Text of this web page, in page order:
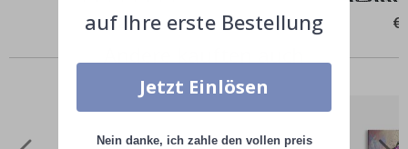
Special
Price
€25,00
auf Ihre erste Bestellung
Jetzt Einlösen
Nein danke, ich zahle den vollen preis